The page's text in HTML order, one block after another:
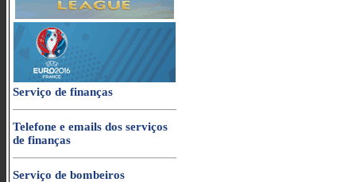
Serviço de finanças
Telefone e emails dos serviços
de finanças
Serviço de bombeiros